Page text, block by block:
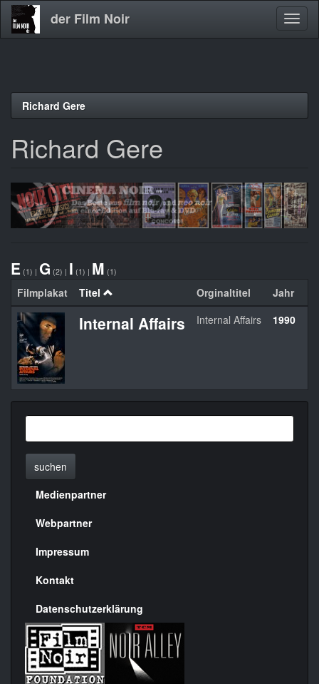
Direkt
der Film Noir
Richard Gere
Richard Gere
E (1) | G (2) | I (1) | M (1)
Filmplakat Titel Orginaltitel Jahr
Internal Affairs Internal Affairs 1990
suchen
Menülinks
rechte
Seite
Medienpartner
Webpartner
Impressum
Kontakt
Datenschutzerklärung